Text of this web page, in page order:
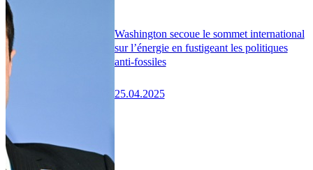
Washington secoue le sommet international
sur l’énergie en fustigeant les politiques
anti-fossiles
25.04.2025